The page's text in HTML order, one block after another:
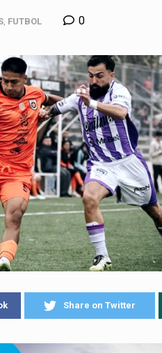
, FUTBOL 0
Share on Twitter